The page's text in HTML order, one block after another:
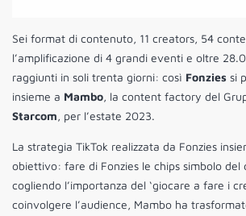
Sei format di contenuto, 11 creators, 54
l’amplificazione di 4 grandi eventi e oltre
raggiunti in soli trenta giorni: così Fonzies si
insieme a Mambo, la content factory del
Starcom, per l’estate 2023.
La strategia TikTok realizzata da Fonzies
obiettivo: fare di Fonzies le chips simbolo del
cogliendo l’importanza del ‘giocare a fare i
coinvolgere l’audience, Mambo ha